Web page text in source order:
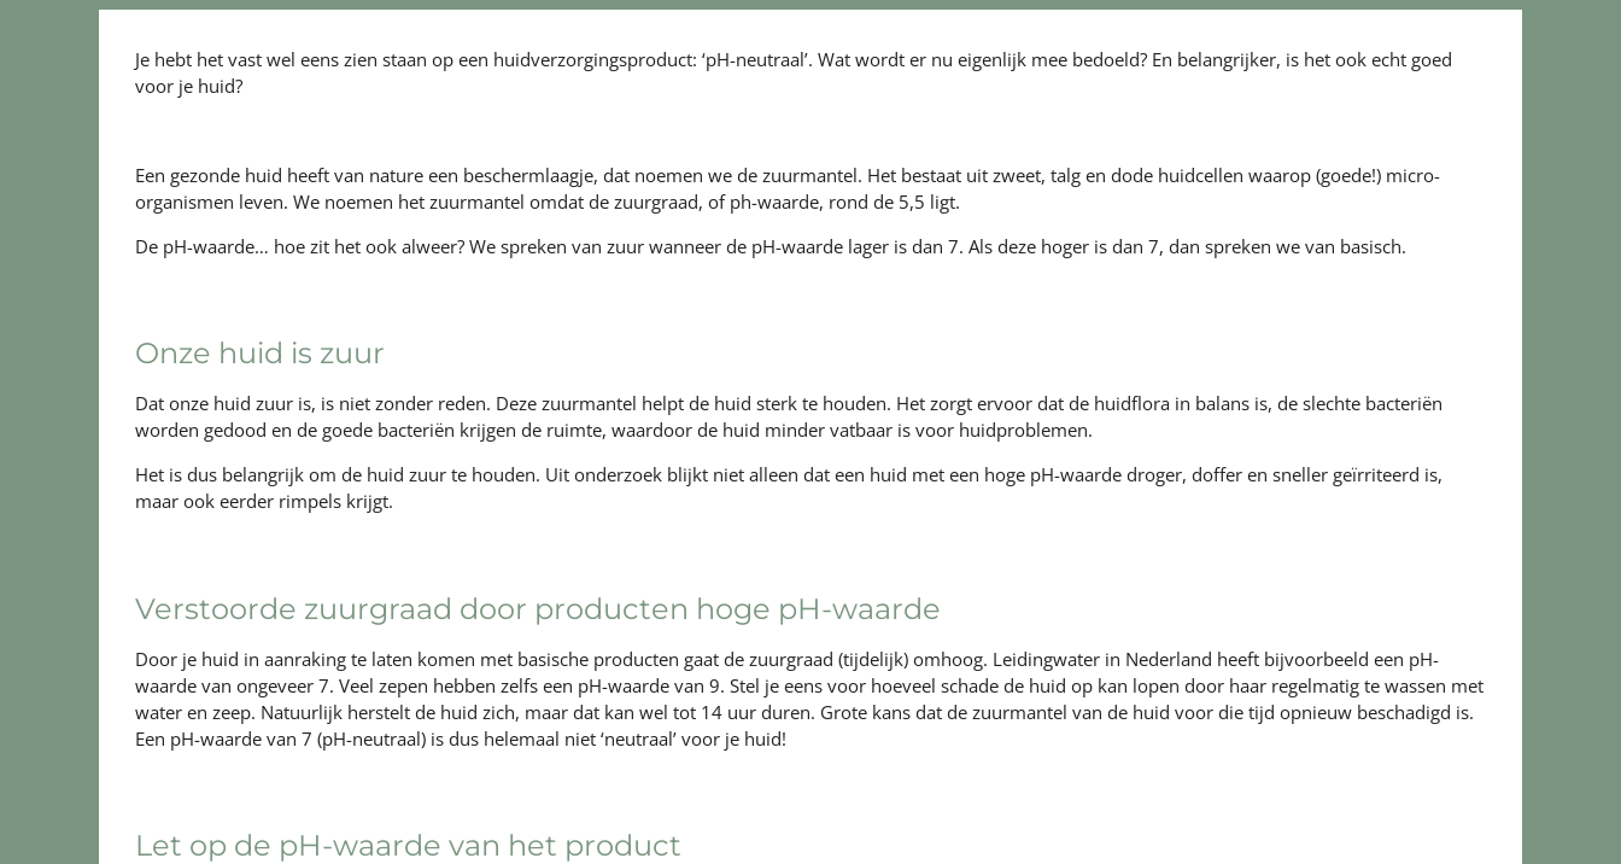
Je hebt het vast wel eens zien staan op een huidverzorgingsproduct: ‘pH-neutraal’. Wat wordt er nu eigenlijk mee bedoeld? En belangrijker, is het ook echt goed
voor je huid?
Een gezonde huid heeft van nature een beschermlaagje, dat noemen we de zuurmantel. Het bestaat uit zweet, talg en dode huidcellen waarop (goede!) micro-
organismen leven. We noemen het zuurmantel omdat de zuurgraad, of ph-waarde, rond de 5,5 ligt.
De pH-waarde… hoe zit het ook alweer? We spreken van zuur wanneer de pH-waarde lager is dan 7. Als deze hoger is dan 7, dan spreken we van basisch.
Onze huid is zuur
Dat onze huid zuur is, is niet zonder reden. Deze zuurmantel helpt de huid sterk te houden. Het zorgt ervoor dat de huidflora in balans is, de slechte bacteriën
worden gedood en de goede bacteriën krijgen de ruimte, waardoor de huid minder vatbaar is voor huidproblemen.
Het is dus belangrijk om de huid zuur te houden. Uit onderzoek blijkt niet alleen dat een huid met een hoge pH-waarde droger, doffer en sneller geïrriteerd is,
maar ook eerder rimpels krijgt.
Verstoorde zuurgraad door producten hoge pH-waarde
Door je huid in aanraking te laten komen met basische producten gaat de zuurgraad (tijdelijk) omhoog. Leidingwater in Nederland heeft bijvoorbeeld een pH-
waarde van ongeveer 7. Veel zepen hebben zelfs een pH-waarde van 9. Stel je eens voor hoeveel schade de huid op kan lopen door haar regelmatig te wassen met
water en zeep. Natuurlijk herstelt de huid zich, maar dat kan wel tot 14 uur duren. Grote kans dat de zuurmantel van de huid voor die tijd opnieuw beschadigd is.
Een pH-waarde van 7 (pH-neutraal) is dus helemaal niet ‘neutraal’ voor je huid!
Let op de pH-waarde van het product